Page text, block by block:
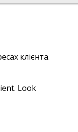
клієнта.
Look